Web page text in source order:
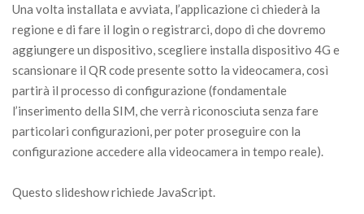
Una volta installata e avviata, l’applicazione ci chiederà la
regione e di fare il login o registrarci, dopo di che dovremo
aggiungere un dispositivo, scegliere installa dispositivo 4G e
scansionare il QR code presente sotto la videocamera, così
partirà il processo di configurazione (fondamentale
l’inserimento della SIM, che verrà riconosciuta senza fare
particolari configurazioni, per poter proseguire con la
configurazione accedere alla videocamera in tempo reale).
Questo slideshow richiede JavaScript.